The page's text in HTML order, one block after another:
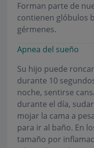
Forman parte de
contienen glóbulos
gérmenes.
Apnea del sueño
Su hijo puede
durante 10
noche, sentirse
durante el día,
mojar la cama a
para ir al baño. En
tamaño por